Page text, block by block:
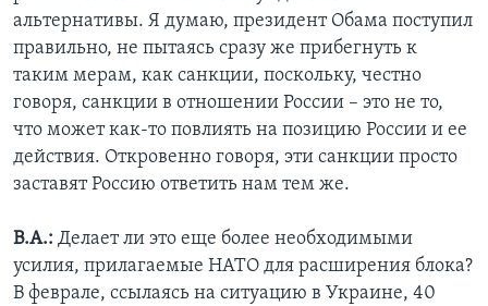
альтернативы. Я думаю, президент Обама поступил
правильно, не пытаясь сразу же прибегнуть к
таким мерам, как санкции, поскольку, честно
говоря, санкции в отношении России – это не то,
что может как-то повлиять на позицию России и ее
действия. Откровенно говоря, эти санкции просто
заставят Россию ответить нам тем же.
В.А.: Делает ли это еще более необходимыми
усилия, прилагаемые НАТО для расширения блока?
В феврале, ссылаясь на ситуацию в Украине, 40